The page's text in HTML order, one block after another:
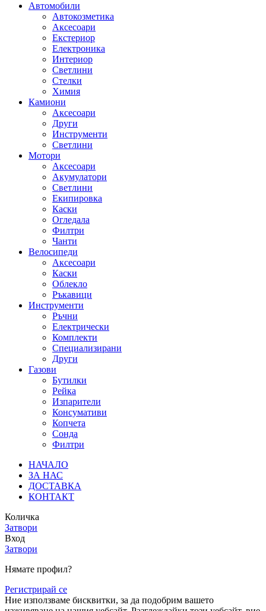
Автомобили
Автокозметика
Аксесоари
Екстериор
Електроника
Интериор
Светлини
Стелки
Химия
Камиони
Аксесоари
Други
Инструменти
Светлини
Мотори
Аксесоари
Акумулатори
Светлини
Екипировка
Каски
Огледала
Филтри
Чанти
Велосипеди
Аксесоари
Каски
Облекло
Ръкавици
Инструменти
Ръчни
Електрически
Комплекти
Специализирани
Други
Газови
Бутилки
Рейка
Изпарители
Консумативи
Копчета
Сонда
Филтри
НАЧАЛО
ЗА НАС
ДОСТАВКА
КОНТАКТ
Количка
Затвори
Вход
Затвори
Нямате профил?
Регистрирай се
Ние използваме бисквитки, за да подобрим вашето